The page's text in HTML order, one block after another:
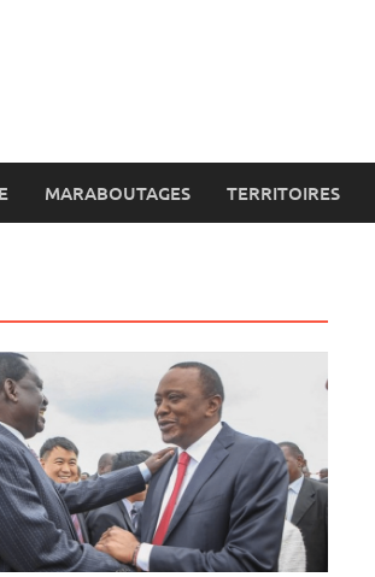
MARABOUTAGES TERRITOIRES